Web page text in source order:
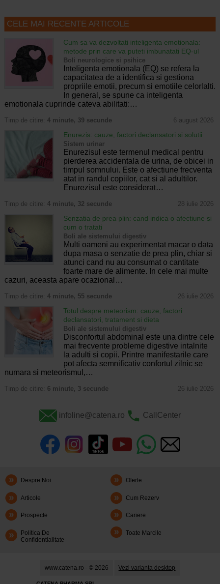
CELE MAI RECENTE ARTICOLE
Cum sa va dezvoltati inteligenta emotionala:
metode prin care va puteti imbunatati EQ-ul
Boli neurologice si psihice
Inteligenta emotionala (EQ) se refera la
capacitatea de a identifica si gestiona
propriile emotii, precum si emotiile celorlalti.
In general, se spune ca inteligenta
emotionala cuprinde cateva abilitati:…
Timp de citire: 4 minute, 39 secunde 6 august 2026
Enurezis: cauze, factori declansatori si solutii
Sistem urinar
Enurezisul este termenul medical pentru
pierderea accidentala de urina, de obicei in
timpul somnului. Este o afectiune frecventa
atat in randul copiilor, cat si al adultilor.
Enurezisul este considerat…
Timp de citire: 4 minute, 32 secunde 28 iulie 2026
Senzatia de prea plin: cand indica o afectiune si
cum o tratati
Boli ale sistemului digestiv
Multi oameni au experimentat macar o data
dupa masa o senzatie de prea plin, chiar si
atunci cand nu au consumat o cantitate
foarte mare de alimente. In cele mai multe
cazuri, aceasta apare ocazional…
Timp de citire: 4 minute, 55 secunde 26 iulie 2026
Totul despre meteorism: cauze, factori
declansatori, tratament si dieta
Boli ale sistemului digestiv
Disconfortul abdominal este una dintre cele
mai frecvente probleme digestive intalnite
la adulti si copii. Printre manifestarile care
pot afecta semnificativ confortul zilnic se
numara si meteorismul,…
Timp de citire: 6 minute, 3 secunde 26 iulie 2026
infoline@catena.ro CallCenter
Despre Noi Oferte
Articole Cum Rezerv
Prospecte Cariere
Politica De
Confidentialitate
Toate Marcile
www.catena.ro - © 2026 Vezi varianta desktop